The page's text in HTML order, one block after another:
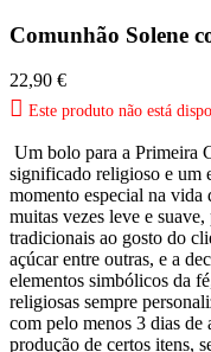
Comunhão Solene
22,90 €
 Este produto não está
Um bolo para a Primeira
significado religioso e um
momento especial na vida
muitas vezes leve e
tradicionais ao gosto do
açúcar entre outras, e a
elementos simbólicos da
religiosas sempre
com pelo menos 3 dias de
produção de certos itens,